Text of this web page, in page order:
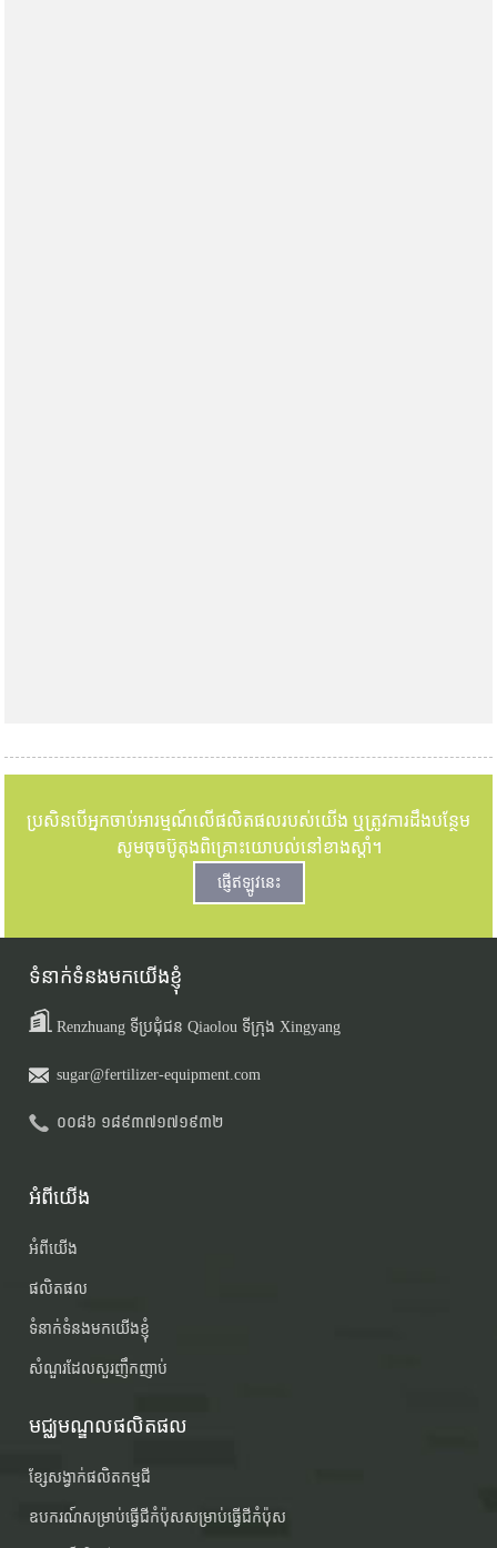
ប្រសិនបើអ្នកចាប់អារម្មណ៍លើផលិតផលរបស់យើង ឬត្រូវការដឹងបន្ថែម
សូមចុចប៊ូតុងពិគ្រោះយោបល់នៅខាងស្តាំ។
ផ្ញើឥឡូវនេះ
ទំនាក់ទំនងមកយើងខ្ញុំ
Renzhuang ទីប្រជុំជន Qiaolou ទីក្រុង Xingyang
sugar@fertilizer-equipment.com
០០៨៦ ១៨៩៣៧១៧១៩៣២
អំពីយើង
អំពីយើង
ផលិតផល
ទំនាក់ទំនងមកយើងខ្ញុំ
សំណួរដែលសួរញឹកញាប់
មជ្ឈមណ្ឌលផលិតផល
ខ្សែសង្វាក់ផលិតកម្មជី
ឧបករណ៍​សម្រាប់​ធ្វើ​ជីកំប៉ុស​សម្រាប់​ធ្វើ​ជី​កំប៉ុស